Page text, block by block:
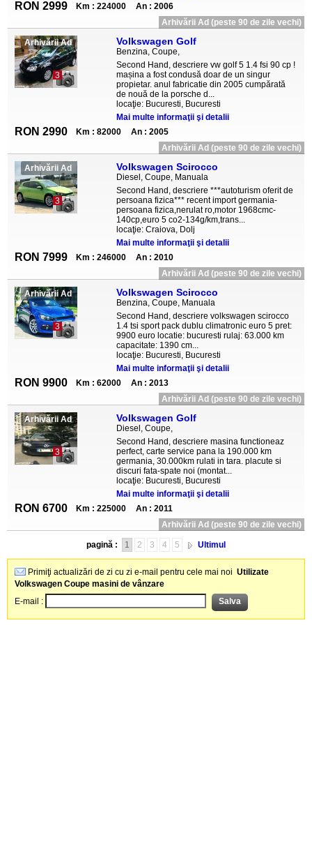
RON 2999 Km : 224000
An : 2006
Arhivării Ad (peste 90 de zile vechi)
Arhivării Ad
3
Volkswagen Golf
Benzina, Coupe,
Second Hand, descriere vw golf 5 1.4 fsi 90 cp !
mașina a fost condusă doar de un singur
propietar. anul fabricatie din 2005 cumpărată
de nouă de la porsche d...
locaţie: Bucuresti, Bucuresti
Mai multe informaţii şi detalii
RON 2990 Km : 82000
An : 2005
Arhivării Ad (peste 90 de zile vechi)
Arhivării Ad
3
Volkswagen Scirocco
Diesel, Coupe, Manuala
Second Hand, descriere ***autoturism oferit de
persoana fizica*** recent import germania-
persoana fizica,nerulat ro,motor 1968cmc-
140cp,euro 5 co2-134g/km,trans...
locaţie: Craiova, Dolj
Mai multe informaţii şi detalii
RON 7999 Km : 246000
An : 2010
Arhivării Ad (peste 90 de zile vechi)
Arhivării Ad
3
Volkswagen Scirocco
Benzina, Coupe, Manuala
Second Hand, descriere volkswagen scirocco
1.4 tsi sport pack dublu climatronic euro 5 pret:
9900 euro locatie: bucuresti rulaj: 63.000 km
capacitate: 1390 cm...
locaţie: Bucuresti, Bucuresti
Mai multe informaţii şi detalii
RON 9900 Km : 62000
An : 2013
Arhivării Ad (peste 90 de zile vechi)
Arhivării Ad
3
Volkswagen Golf
Diesel, Coupe,
Second Hand, descriere masina functioneaz
perfect, carte service pana la 190.000 km
germania, 30.000km rulati in tara. placute si
discuri fata-spate noi (montat...
locaţie: Bucuresti, Bucuresti
Mai multe informaţii şi detalii
RON 6700 Km : 225000
An : 2011
Arhivării Ad (peste 90 de zile vechi)
pagină : 1 2 3 4 5 Ultimul
Primiţi actualizări de zi cu zi e-mail pentru cele mai noi Utilizate
Volkswagen Coupe masini de vânzare
E-mail :